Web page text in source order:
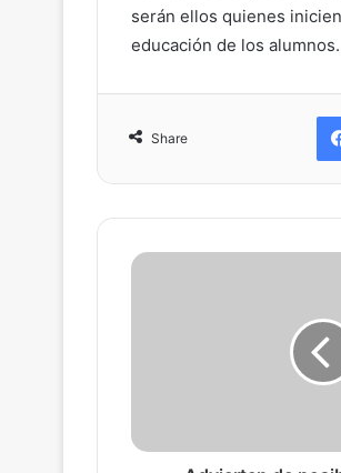
serán ellos quienes
educación de los alumnos.
Share